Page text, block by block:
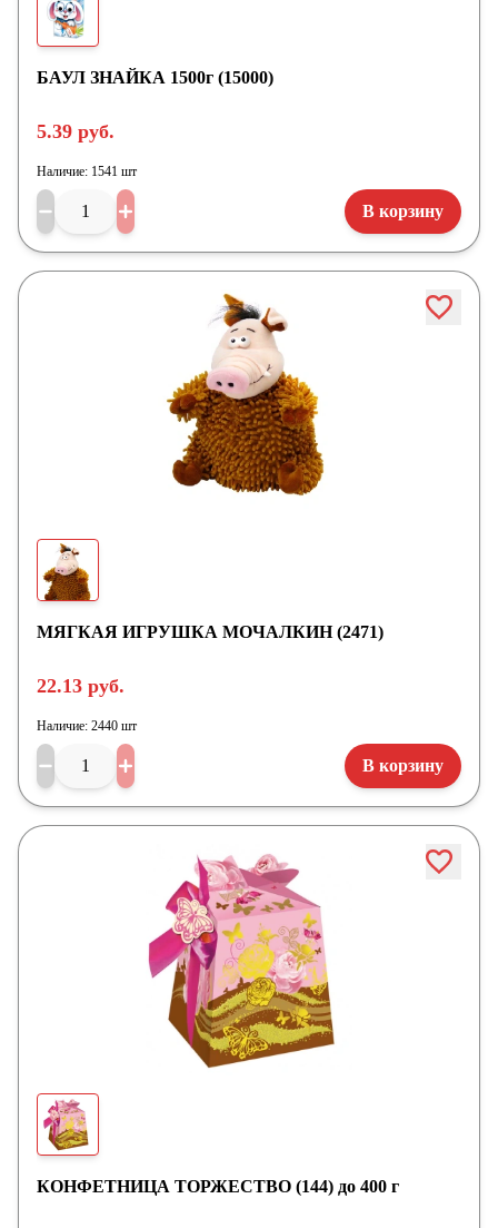
БАУЛ ЗНАЙКА 1500г (15000)
5.39 руб.
Наличие: 1541 шт
В корзину
МЯГКАЯ ИГРУШКА МОЧАЛКИН (2471)
22.13 руб.
Наличие: 2440 шт
В корзину
КОНФЕТНИЦА ТОРЖЕСТВО (144) до 400 г